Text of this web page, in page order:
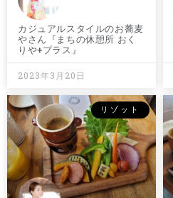
カジュアルスタイルのお蕎麦
やさん『まちの休憩所 おく
りや+プラス』
2023年3月20日
リゾット